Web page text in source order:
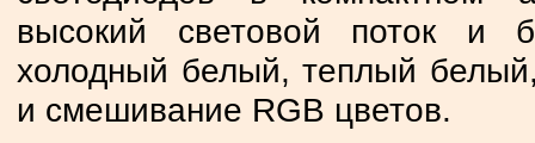
высокий световой поток и
холодный белый, теплый
и смешивание RGB цветов.